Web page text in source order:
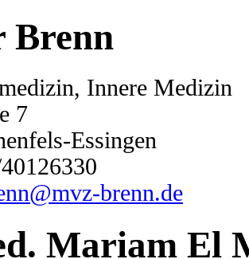
Brenn
Innere Medizin
7
Essingen
brenn.de
Mariam El